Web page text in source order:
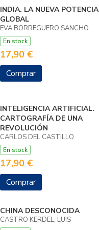
INDIA. LA NUEVA POTENCIA
GLOBAL
EVA BORREGUERO SANCHO
En stock
17,90 €
Comprar
INTELIGENCIA ARTIFICIAL.
CARTOGRAFÍA DE UNA
REVOLUCIÓN
CARLOS DEL CASTILLO
En stock
17,90 €
Comprar
CHINA DESCONOCIDA
CASTRO KERDEL, LUIS